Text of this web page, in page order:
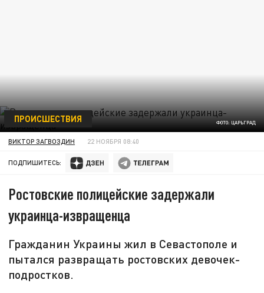
ФОТО: ЦАРЬГРАД
ПРОИСШЕСТВИЯ
ВИКТОР ЗАГВОЗДИН 22 НОЯБРЯ 08:40
ПОДПИШИТЕСЬ:
Ростовские полицейские задержали
украинца-извращенца
Гражданин Украины жил в Севастополе и
пытался развращать ростовских девочек-
подростков.